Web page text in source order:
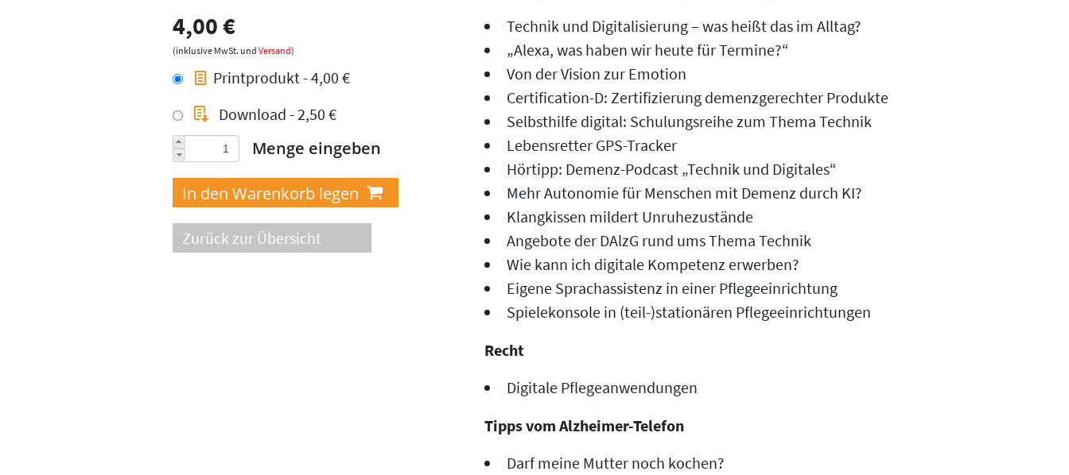
4,00 €
(inklusive MwSt. und Versand)
Printprodukt - 4,00 €
Download - 2,50 €
Menge eingeben
Zurück zur Übersicht
Technik und Digitalisierung – was heißt das im Alltag?
„Alexa, was haben wir heute für Termine?“
Von der Vision zur Emotion
Certification-D: Zertifizierung demenzgerechter Produkte
Selbsthilfe digital: Schulungsreihe zum Thema Technik
Lebensretter GPS-Tracker
Hörtipp: Demenz-Podcast „Technik und Digitales“
Mehr Autonomie für Menschen mit Demenz durch KI?
Klangkissen mildert Unruhezustände
Angebote der DAlzG rund ums Thema Technik
Wie kann ich digitale Kompetenz erwerben?
Eigene Sprachassistenz in einer Pflegeeinrichtung
Spielekonsole in (teil-)stationären Pflegeeinrichtungen
Recht
Digitale Pflegeanwendungen
Tipps vom Alzheimer-Telefon
Darf meine Mutter noch kochen?